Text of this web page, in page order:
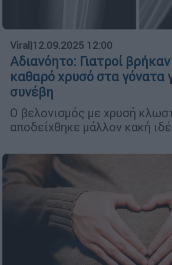
Viral |12.09.2025 12:00
Αδιανόητο: Γιατροί
καθαρό χρυσό στα γόνατα
συνέβη
Ο βελονισμός με χρυσή
αποδείχθηκε μάλλον κακή